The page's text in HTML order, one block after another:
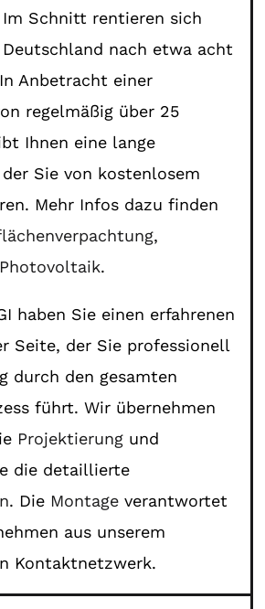
Schnitt rentieren sich
Deutschland nach etwa acht
Anbetracht einer
regelmäßig über 25
Ihnen eine lange
Sie von kostenlosem
Mehr Infos dazu finden
,
.
haben Sie einen erfahrenen
Seite, der Sie professionell
durch den gesamten
führt. Wir übernehmen
Projektierung und
die detaillierte
. Die Montage verantwortet
aus unserem
Kontaktnetzwerk.